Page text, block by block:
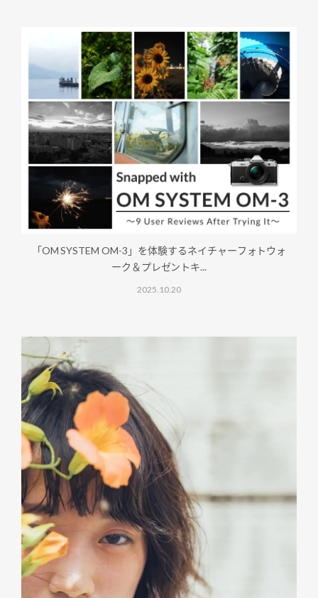
「OM SYSTEM OM-3」を体験するネイチャーフォトウォ
ーク＆プレゼントキ...
2025.10.20